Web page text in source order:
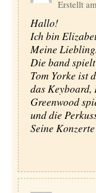
Erstellt
Hallo!
Ich bin
Meine
Die band
Tom Yorke ist
das
Greenwood
und die
Seine